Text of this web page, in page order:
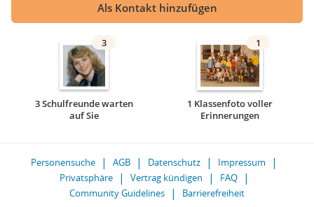
Als Kontakt hinzufügen
3
3 Schulfreunde warten
auf Sie
1
1 Klassenfoto voller
Erinnerungen
Personensuche AGB Datenschutz
Impressum
Privatsphäre
Vertrag kündigen
FAQ
Community Guidelines
Barrierefreiheit